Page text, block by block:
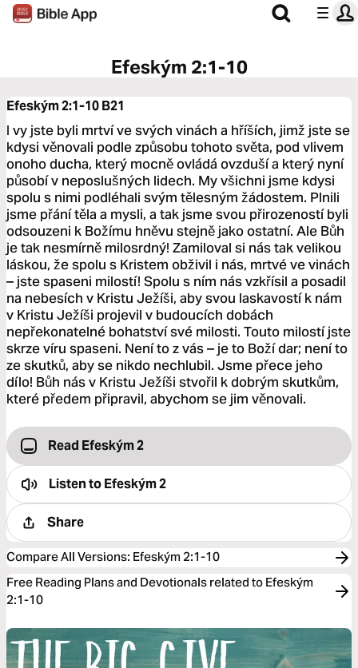
Efeským 2:1-10
Efeským 2:1-10B21
I vy jste byli mrtví ve svých vinách a hříších, jimž jste se
kdysi věnovali podle způsobu tohoto světa, pod vlivem
onoho ducha, který mocně ovládá ovzduší a který nyní
působí v neposlušných lidech. My všichni jsme kdysi
spolu s nimi podléhali svým tělesným žádostem. Plnili
jsme přání těla a mysli, a tak jsme svou přirozeností byli
odsouzeni k Božímu hněvu stejně jako ostatní. Ale Bůh
je tak nesmírně milosrdný! Zamiloval si nás tak velikou
láskou, že spolu s Kristem obživil i nás, mrtvé ve vinách
– jste spaseni milostí! Spolu s ním nás vzkřísil a posadil
na nebesích v Kristu Ježíši, aby svou laskavostí k nám
v Kristu Ježíši projevil v budoucích dobách
nepřekonatelné bohatství své milosti. Touto milostí jste
skrze víru spaseni. Není to z vás – je to Boží dar; není to
ze skutků, aby se nikdo nechlubil. Jsme přece jeho
dílo! Bůh nás v Kristu Ježíši stvořil k dobrým skutkům,
které předem připravil, abychom se jim věnovali.
Read Efeským 2
Listen toEfeským 2
Share
Compare All Versions: Efeským 2:1-10
Free Reading Plans and Devotionals related to Efeským
2:1-10